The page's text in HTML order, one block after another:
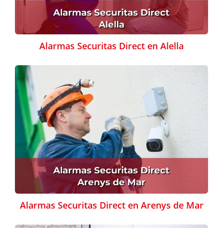
Alarmas Securitas Direct en Alella
Alarmas Securitas Direct en Arenys de Mar